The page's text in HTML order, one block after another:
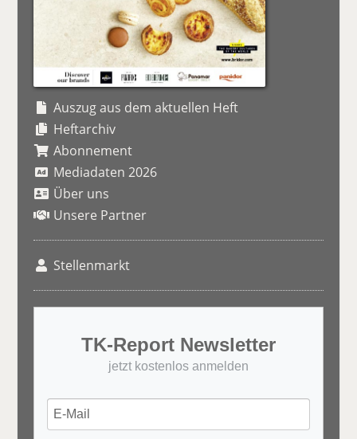
Auszug aus dem aktuellen Heft
Heftarchiv
Abonnement
Mediadaten 2026
Über uns
Unsere Partner
Stellenmarkt
TK-Report Newsletter
jetzt kostenlos anmelden